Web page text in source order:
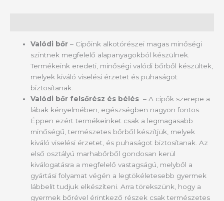
Valódi bőr– Cipőink alkotórészei magas minőségi
szintnek megfelelő alapanyagokból készülnek.
Termékeink eredeti, minőségi valódi bőrből készültek,
melyek kiváló viselési érzetet és puhaságot
biztosítanak.
Valódi bőr felsőrész és bélés– A cipők szerepe a
lábak kényelmében, egészségben nagyon fontos.
Éppen ezért termékeinket csak a legmagasabb
minőségű, természetes bőrből készítjük, melyek
kiváló viselési érzetet, és puhaságot biztosítanak. Az
első osztályú marhabőrből gondosan kerül
kiválogatásra a megfelelő vastagságú, melyből a
gyártási folyamat végén a legtökéletesebb gyermek
lábbelit tudjuk elkészíteni. Arra törekszünk, hogy a
gyermek bőrével érintkező részek csak természetes